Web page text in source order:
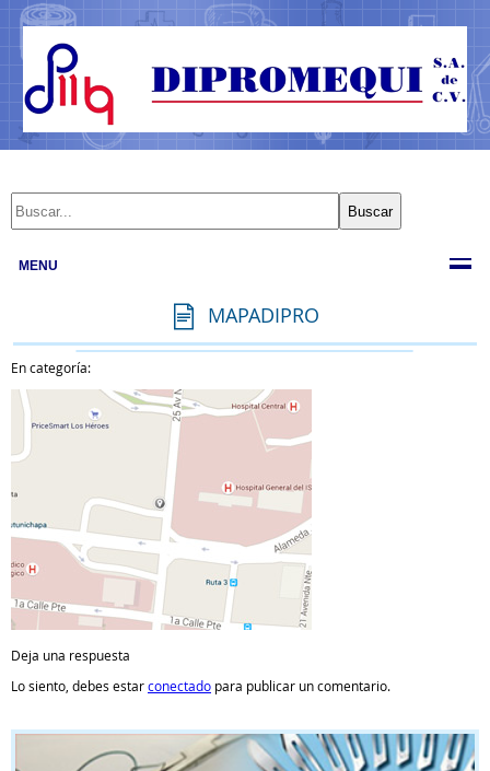
MENU
MAPADIPRO
En categoría:
Deja una respuesta
Lo siento, debes estarconectado para publicar un comentario.